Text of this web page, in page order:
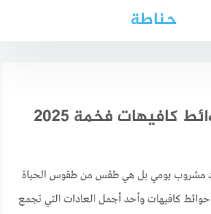
حناطة
كافيهات فخمة 2025
مشروب يومي بل هي طقس من طقوس الحياة
كافيهات وأحد أجمل العادات التي تجمع